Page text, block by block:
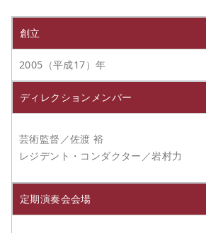
創立
2005（平成17）年
ディレクションメンバー
芸術監督／佐渡 裕
レジデント・コンダクター／岩村力
定期演奏会会場